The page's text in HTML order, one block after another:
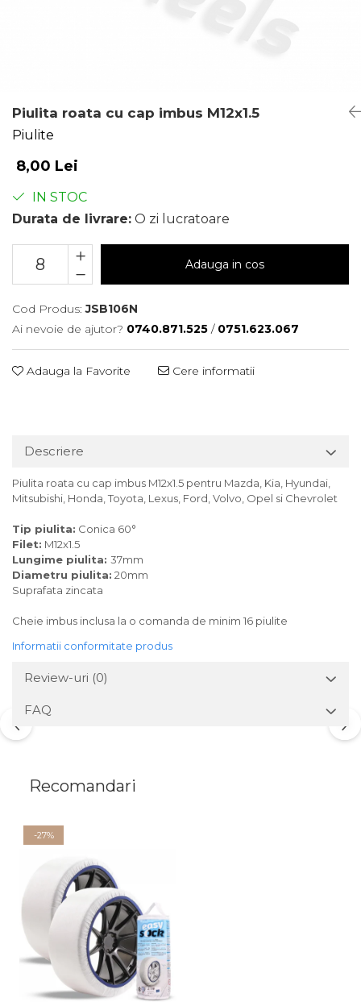
Piulita roata cu cap imbus M12x1.5
Piulite
8,00 Lei
IN STOC
Durata de livrare: O zi lucratoare
Adauga in cos
Cod Produs: JSB106N
Ai nevoie de ajutor? 0740.871.525 / 0751.623.067
Adauga la Favorite Cere informatii
Descriere
Piulita roata cu cap imbus M12x1.5 pentru Mazda, Kia, Hyundai,
Mitsubishi, Honda, Toyota, Lexus, Ford, Volvo, Opel si Chevrolet
Tip piulita: Conica 60°
Filet: M12x1.5
Lungime piulita: 37mm
Diametru piulita: 20mm
Suprafata zincata
Cheie imbus inclusa la o comanda de minim 16 piulite
Informatii conformitate produs
Review-uri (0)
FAQ
Recomandari
-27%